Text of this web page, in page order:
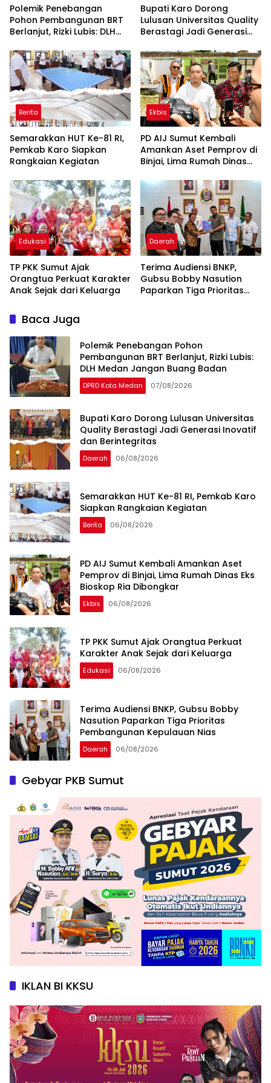
Polemik Penebangan
Pohon Pembangunan BRT
Berlanjut, Rizki Lubis: DLH
Badan
Bupati Karo Dorong
Lulusan Universitas Quality
Berastagi Jadi Generasi
Berita
Semarakkan HUT Ke-81 RI,
Pemkab Karo Siapkan
Rangkaian Kegiatan
Ekbis
PD AIJ Sumut Kembali
Amankan Aset Pemprov di
Binjai, Lima Rumah Dinas
Edukasi
TP PKK Sumut Ajak
Orangtua Perkuat Karakter
Anak Sejak dari Keluarga
Daerah
Terima Audiensi BNKP,
Gubsu Bobby Nasution
Paparkan Tiga Prioritas
Baca Juga
Polemik Penebangan Pohon
Pembangunan BRT Berlanjut, Rizki Lubis:
DLH Medan Jangan Buang Badan
DPRD Kota Medan 07/08/2026
Bupati Karo Dorong Lulusan Universitas
Quality Berastagi Jadi Generasi Inovatif
dan Berintegritas
Daerah 06/08/2026
Semarakkan HUT Ke-81 RI, Pemkab Karo
Siapkan Rangkaian Kegiatan
Berita 06/08/2026
PD AIJ Sumut Kembali Amankan Aset
Pemprov di Binjai, Lima Rumah Dinas Eks
Bioskop Ria Dibongkar
Ekbis 06/08/2026
TP PKK Sumut Ajak Orangtua Perkuat
Karakter Anak Sejak dari Keluarga
Edukasi 06/08/2026
Terima Audiensi BNKP, Gubsu Bobby
Nasution Paparkan Tiga Prioritas
Pembangunan Kepulauan Nias
Daerah 06/08/2026
Gebyar PKB Sumut
IKLAN BI KKSU